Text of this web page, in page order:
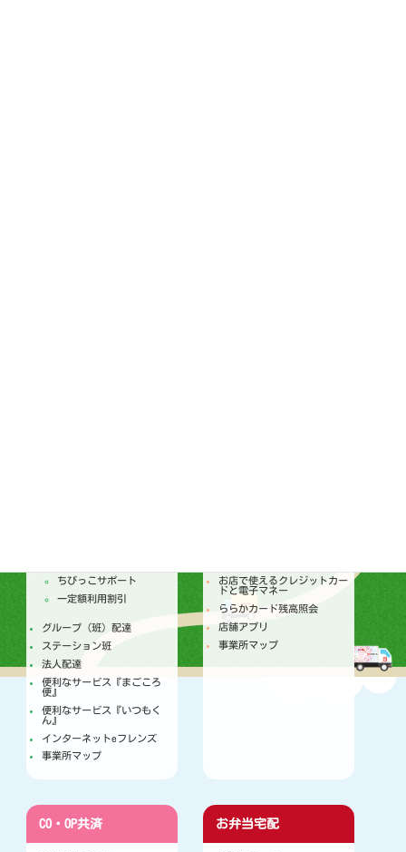
ちびっこサポート
一定額利用割引
グループ（班）配達
ステーション班
法人配達
便利なサービス『まごころ
便』
便利なサービス『いつもく
ん』
インターネットeフレンズ
事業所マップ
お店で使えるクレジットカー
ドと電子マネー
ららかカード残高照会
店舗アプリ
事業所マップ
CO・OP共済 お弁当宅配